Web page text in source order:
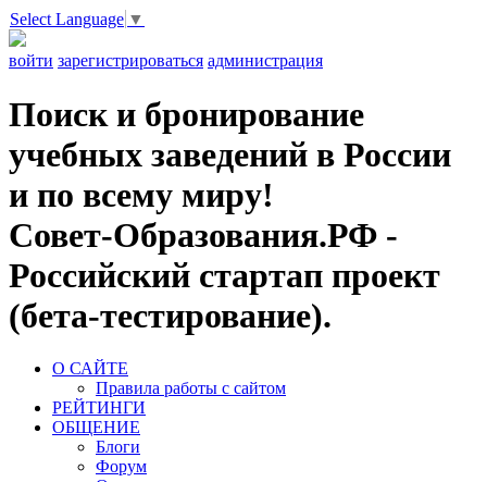
Select Language ▼
войти зарегистрироваться администрация
Поиск и бронирование
учебных заведений в России
и по всему миру!
Совет-Образования.РФ -
Российский стартап проект
(бета-тестирование).
О САЙТЕ
Правила работы с сайтом
РЕЙТИНГИ
ОБЩЕНИЕ
Блоги
Форум